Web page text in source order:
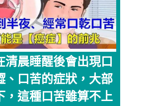
清晨睡醒後會出現口
、口苦的症狀，大部
，這種口苦雖算不上